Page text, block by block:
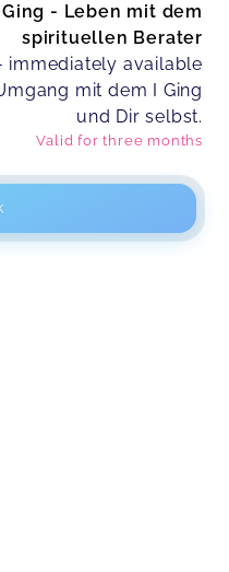
- Leben mit dem
spirituellen Berater
immediately available
mit dem I Ging
und Dir selbst.
Valid forthree months